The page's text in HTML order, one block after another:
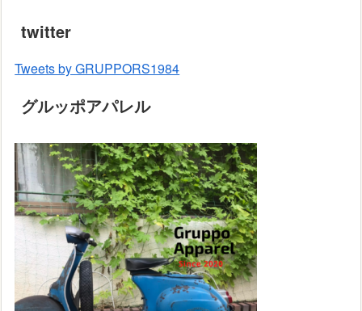
twitter
Tweets by GRUPPORS1984
グルッポアパレル